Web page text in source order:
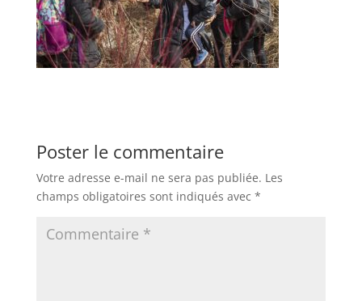
Poster le commentaire
Votre adresse e-mail ne sera pas publiée. Les
champs obligatoires sont indiqués avec *